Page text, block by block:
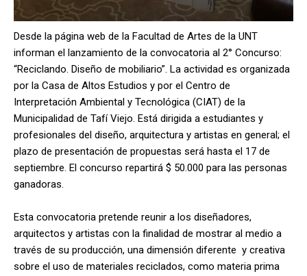
Desde la página web de la Facultad de Artes de la UNT
informan el lanzamiento de la convocatoria al 2° Concurso:
“Reciclando. Diseño de mobiliario”. La actividad es organizada
por la Casa de Altos Estudios y por el Centro de
Interpretación Ambiental y Tecnológica (CIAT) de la
Municipalidad de Tafí Viejo. Está dirigida a estudiantes y
profesionales del diseño, arquitectura y artistas en general; el
plazo de presentación de propuestas será hasta el 17 de
septiembre. El concurso repartirá $ 50.000 para las personas
ganadoras.
Esta convocatoria pretende reunir a los diseñadores,
arquitectos y artistas con la finalidad de mostrar al medio a
través de su producción, una dimensión diferente y creativa
sobre el uso de materiales reciclados, como materia prima